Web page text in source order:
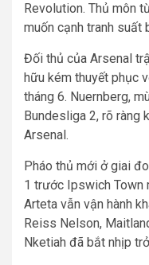
Revolution. Thủ môn
muốn cạnh tranh suất
Đối thủ của Arsenal
hữu kém thuyết phục
tháng 6. Nuernberg,
Bundesliga 2, rõ
Arsenal.
Pháo thủ mới ở giai
1 trước Ipswich Town
Arteta vẫn vận hành
Reiss Nelson,
Nketiah đã bắt nhịp